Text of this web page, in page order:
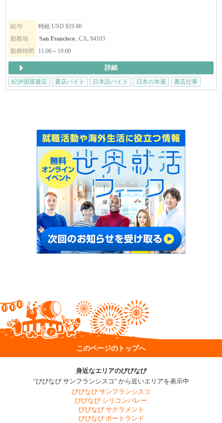
給与
時給 USD $19.80
勤務地
San Francisco, CA, 94103
勤務時間
11:00～19:00
詳細
紀伊国屋書店
書店バイト 日本語バイト 日本の本屋 書店仕事
このページのトップへ
身近なエリアのびびなび
"びびなび サンフランシスコ" から近いエリアを表示中
びびなび サンフランシスコ
びびなび シリコンバレー
びびなび サクラメント
びびなび ポートランド